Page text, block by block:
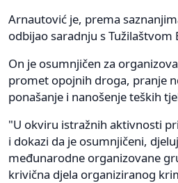
Arnautović je, prema
odbijao saradnju s Tužilaštvom
On je osumnjičen za
promet opojnih droga, pranje
ponašanje i nanošenje teških
"U okviru istražnih aktivnosti
i dokazi da je osumnjičeni,
međunarodne organizovane
krivična djela organiziranog